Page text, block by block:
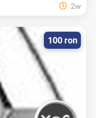
2w
100 ron